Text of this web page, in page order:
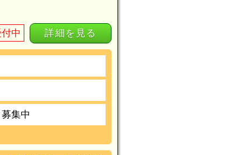
付中 詳細を見る
募集中